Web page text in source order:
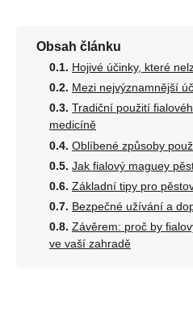
Obsah článku
Hojivé účinky, které
Mezi nejvýznamnější
Tradiční použití
medicíně
Oblíbené způsoby
Jak fialový maguey
Základní tipy pro
Bezpečné užívání a
Závěrem: proč by
ve vaší zahradě